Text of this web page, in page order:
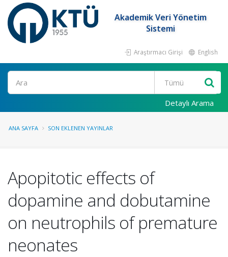
Akademik Veri Yönetim
Sistemi
Araştırmacı Girişi English
Ara
Detaylı Arama
ANA SAYFA SON EKLENEN YAYINLAR
Apopitotic effects of
dopamine and dobutamine
on neutrophils of premature
neonates